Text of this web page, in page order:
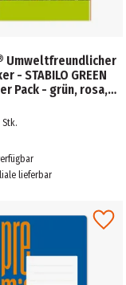
Umweltfreundlicher
- STABILO GREEN
Pack - grün, rosa,
Stk.
lieferbar